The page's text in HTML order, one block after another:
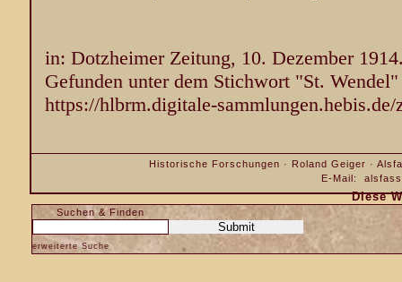
in: Dotzheimer Zeitung, 10. Dezember
Gefunden unter dem Stichwort "St.
https://hlbrm.digitale-
Historische Forschungen · Roland Geiger ·
E-Mail:
Diese
Suchen & Finden
erweiterte Suche